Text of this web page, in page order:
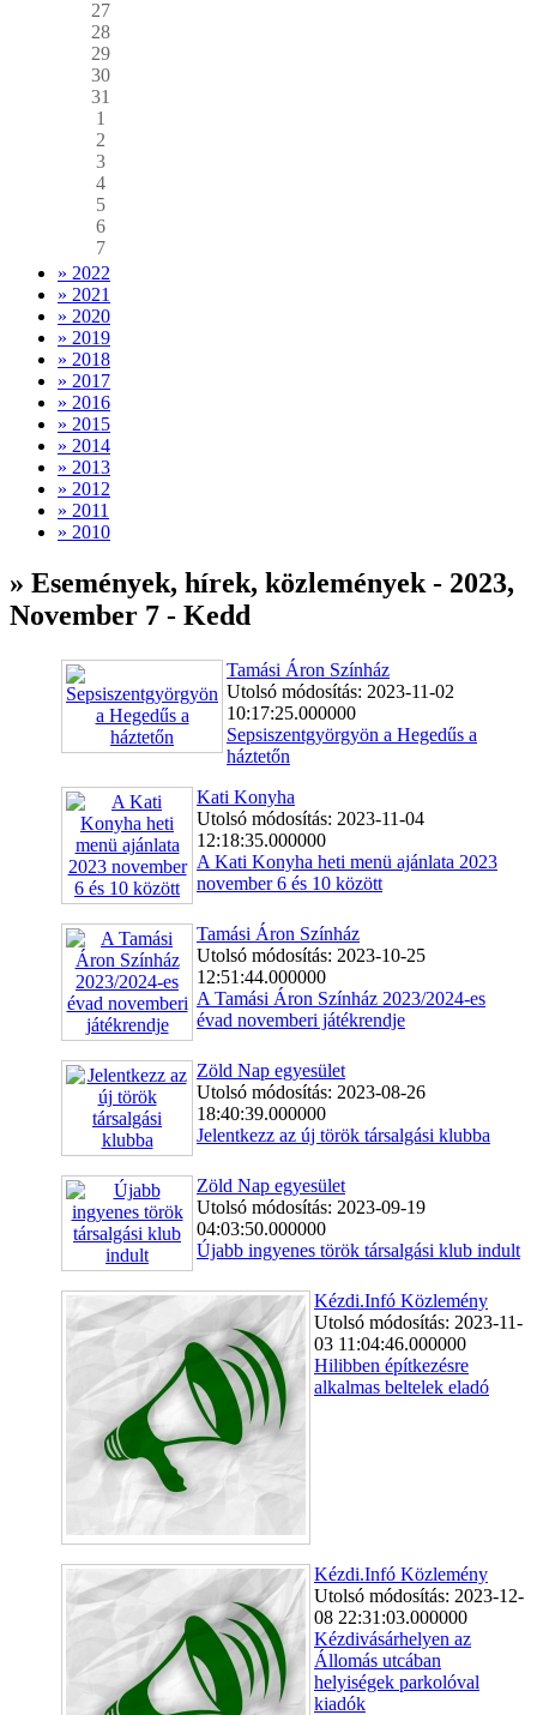
27
28
29
30
31
1
2
3
4
5
6
7
» 2022
» 2021
» 2020
» 2019
» 2018
» 2017
» 2016
» 2015
» 2014
» 2013
» 2012
» 2011
» 2010
» Események, hírek, közlemények - 2023,
November 7 - Kedd
Tamási Áron Színház
Utolsó módosítás: 2023-11-02
10:17:25.000000
Sepsiszentgyörgyön a Hegedűs a
háztetőn
Kati Konyha
Utolsó módosítás: 2023-11-04
12:18:35.000000
A Kati Konyha heti menü ajánlata 2023
november 6 és 10 között
Tamási Áron Színház
Utolsó módosítás: 2023-10-25
12:51:44.000000
A Tamási Áron Színház 2023/2024-es
évad novemberi játékrendje
Zöld Nap egyesület
Utolsó módosítás: 2023-08-26
18:40:39.000000
Jelentkezz az új török társalgási klubba
Zöld Nap egyesület
Utolsó módosítás: 2023-09-19
04:03:50.000000
Újabb ingyenes török társalgási klub indult
Kézdi.Infó Közlemény
Utolsó módosítás: 2023-11-
03 11:04:46.000000
Hilibben építkezésre
alkalmas beltelek eladó
Kézdi.Infó Közlemény
Utolsó módosítás: 2023-12-
08 22:31:03.000000
Kézdivásárhelyen az
Állomás utcában
helyiségek parkolóval
kiadók